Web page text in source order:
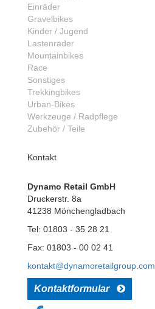
Einräder
Gravelbikes
Kinder / Jugend
Lastenräder
Mountainbikes
Race
Sonstiges
Trekkingbikes
Urban-Bikes
Werkzeuge / Radpflege
Zubehör / Teile
Kontakt
Dynamo Retail GmbH
Druckerstr. 8a
41238 Mönchengladbach
Tel: 01803 - 35 28 21
Fax: 01803 - 00 02 41
kontakt@dynamoretailgroup.com
Kontaktformular